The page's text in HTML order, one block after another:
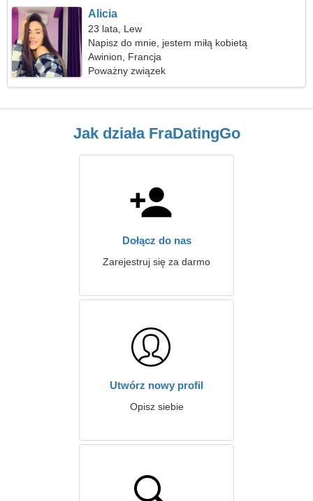
Alicia
23 lata, Lew
Napisz do mnie, jestem miłą kobietą
Awinion, Francja
Poważny związek
Jak działa FraDatingGo
Dołącz do nas
Zarejestruj się za darmo
Utwórz nowy profil
Opisz siebie